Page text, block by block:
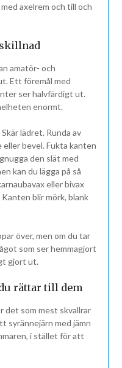
axelrem och till och
amatör- och
Ett föremål med
ser halvfärdigt ut.
enormt.
lädret. Runda av
eller bevel. Fukta kanten
den slät med
kan du lägga på så
eller bivax
blir mörk, blank
över, men om du tar
som ser hemmagjort
gjort ut.
rättar till dem
det som mest skvallrar
syrännejärn med jämn
i stället för att